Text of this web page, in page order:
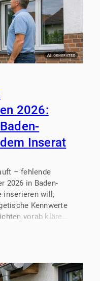
2026:
Inserat
– fehlende
2026 in Baden-
inserieren will,
Kennwerte
vorab klären.
Zeitverlust und
und schaffen von